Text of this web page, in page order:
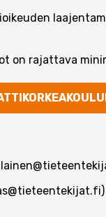
on rajattava